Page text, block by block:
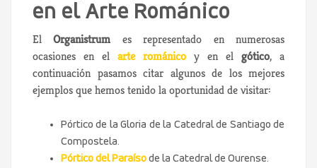
en el Arte Románico
ElOrganistrum es representado en numerosas
ocasiones en el arte románico y en el gótico, a
continuación pasamos citar algunos de los mejores
ejemplos que hemos tenido la oportunidad de visitar:
Pórtico de la Gloria de la Catedral de Santiago de
Compostela.
Pórtico del Paraísode la Catedral de Ourense.